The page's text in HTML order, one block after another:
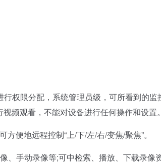
权限分配，系统管理员级，可所看到的监
频观看，不能对设备进行任何操作和设置
地远程控制“上/下/左/右/变焦/聚焦”。
手动录像等;可中检索、播放、下载录像